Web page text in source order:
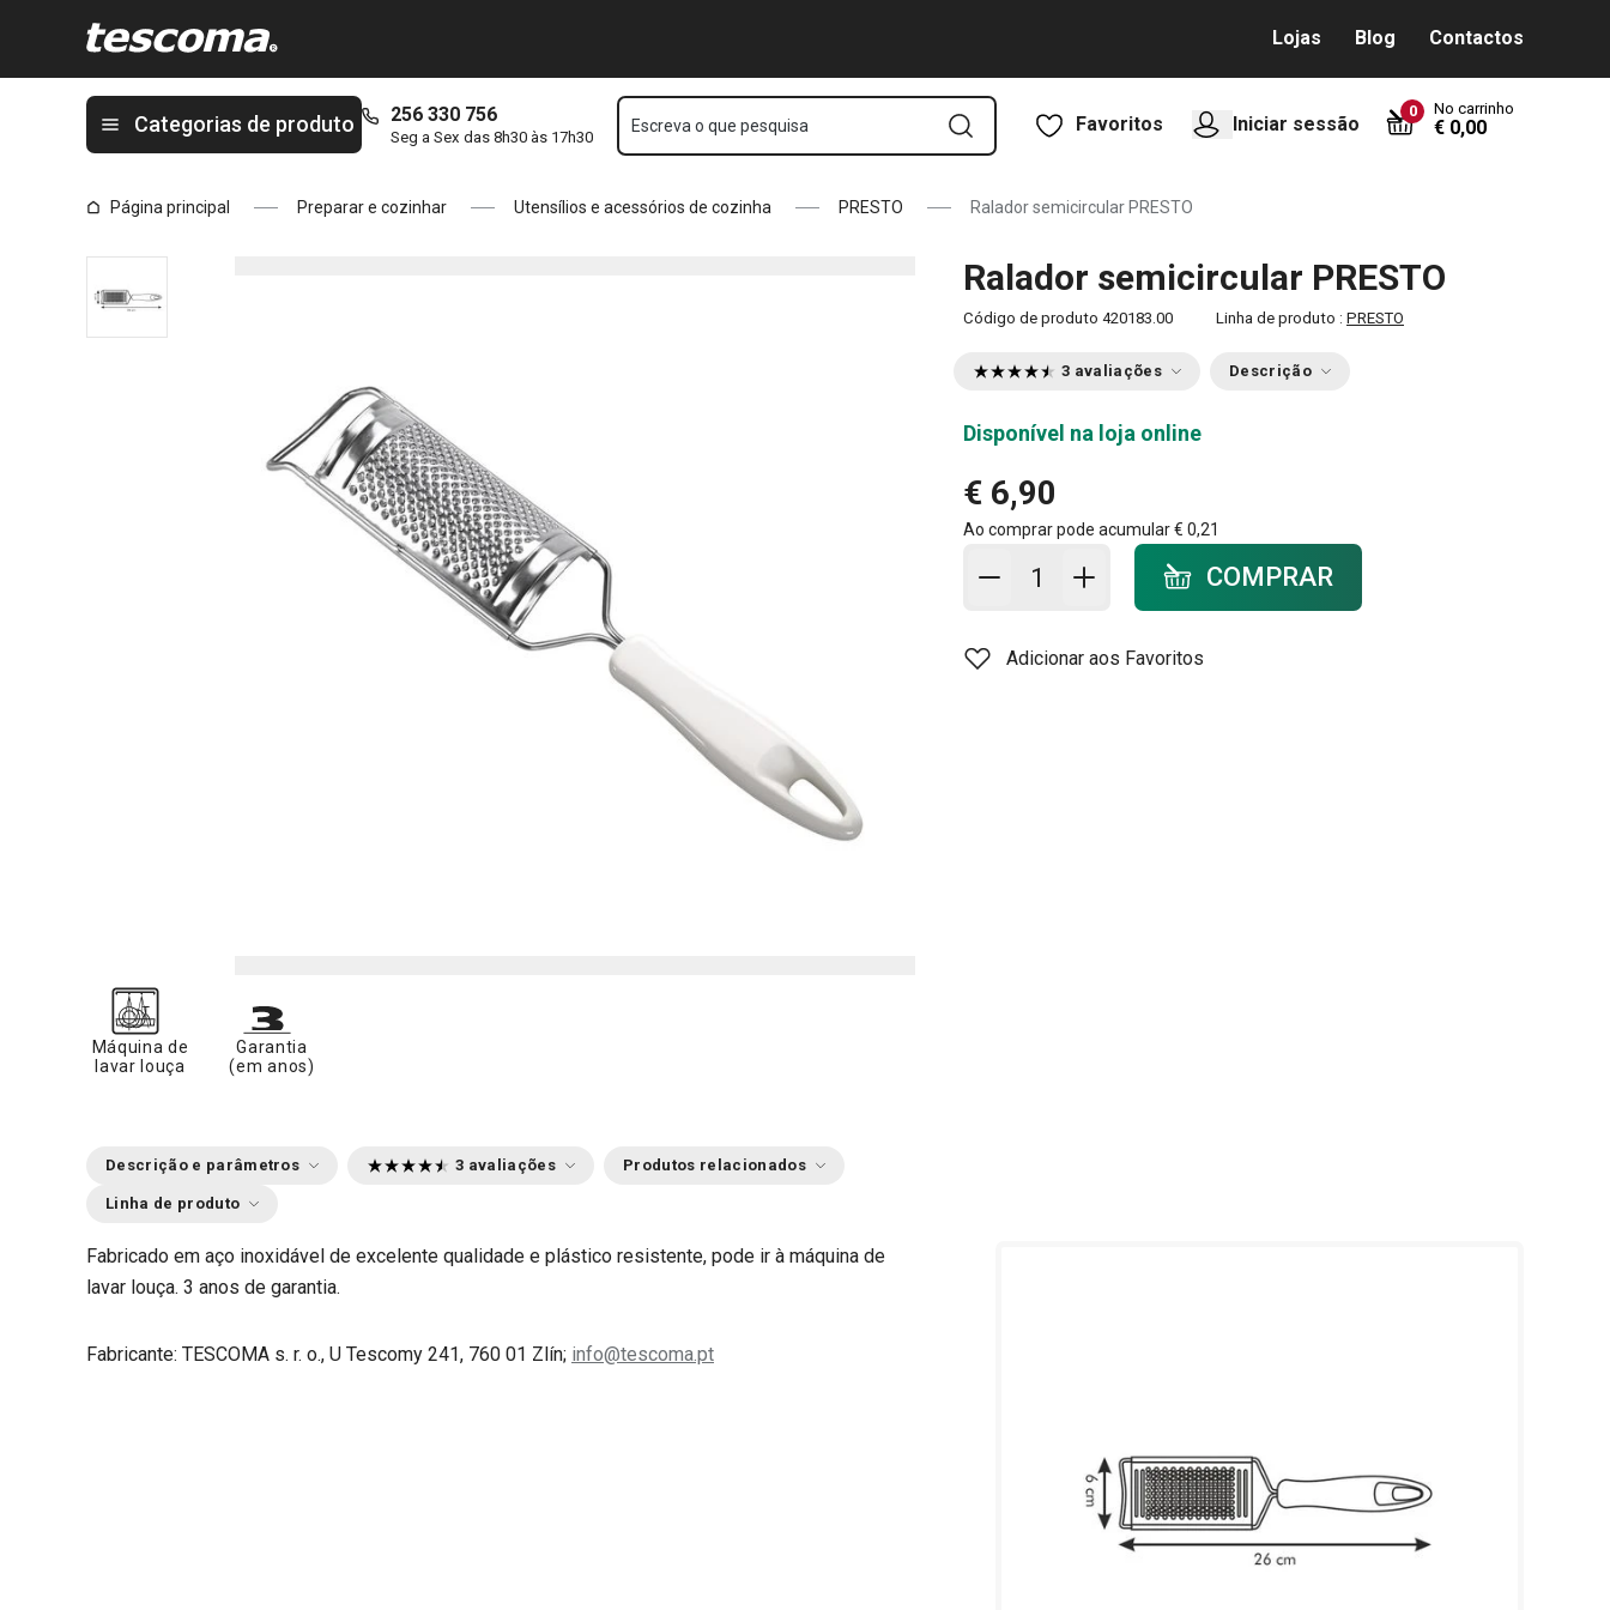
Lojas Blog Contactos
Categorias de produto 256 330 756
Seg a Sex das 8h30 às 17h30
Escreva o que pesquisa Favoritos Iniciar sessão
0 No carrinho
€ 0,00
Página principal Preparar e cozinhar Utensílios e acessórios de cozinha PRESTO Ralador semicircular PRESTO
Ralador semicircular PRESTO
Código de produto 420183.00 Linha de produto : PRESTO
3 avaliações Descrição
Disponível na loja online
€ 6,90
Ao comprar pode acumular€ 0,21
Adicionar ao carrinho - quantidade
COMPRAR
Adicionar aos Favoritos
Máquina de
lavar louça
Garantia
(em anos)
Descrição e parâmetros 3 avaliações Produtos relacionados
Linha de produto
Fabricado em aço inoxidável de excelente qualidade e plástico resistente, pode ir à máquina de
lavar louça. 3 anos de garantia.
Fabricante: TESCOMA s. r. o., U Tescomy 241, 760 01 Zlín; info@tescoma.pt